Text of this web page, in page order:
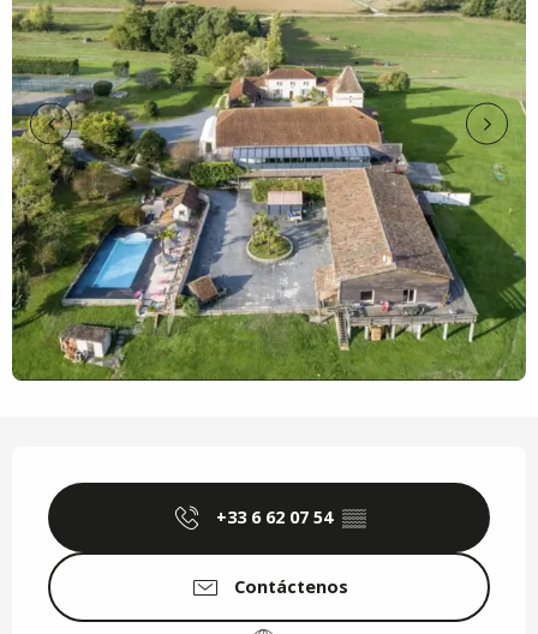
+33 6 62 07 54 ▒▒
Contáctenos